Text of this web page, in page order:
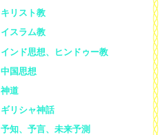
キリスト教
イスラム教
インド思想、ヒンドゥー教
中国思想
神道
ギリシャ神話
予知、予言、未来予測